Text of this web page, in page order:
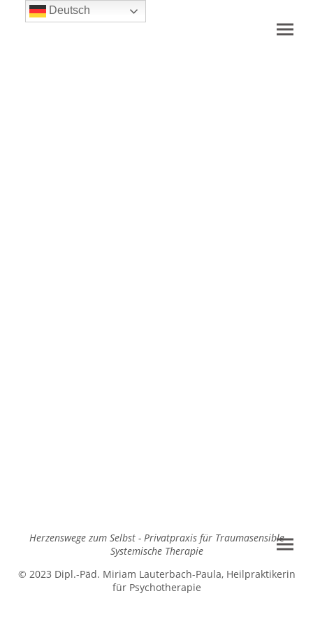
Herzenswege zum Selbst - Privatpraxis für Traumasensible
Systemische Therapie
© 2023 Dipl.-Päd. Miriam Lauterbach-Paula, Heilpraktikerin
für Psychotherapie
Deutsch